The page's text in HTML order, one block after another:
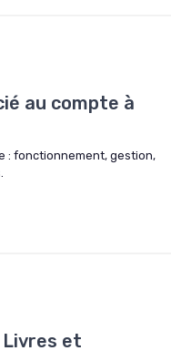
au compte à
: fonctionnement, gestion,
Livres et